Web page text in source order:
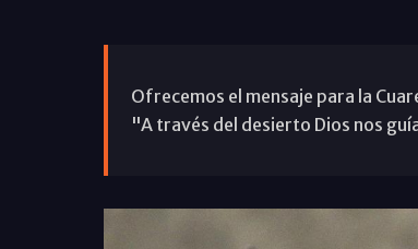
Ofrecemos el mensaje para la
"A través del desierto Dios nos